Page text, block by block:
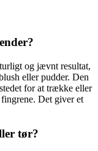
og jævnt resultat,
eller pudder. Den
for at trække eller
Det giver et
tør?